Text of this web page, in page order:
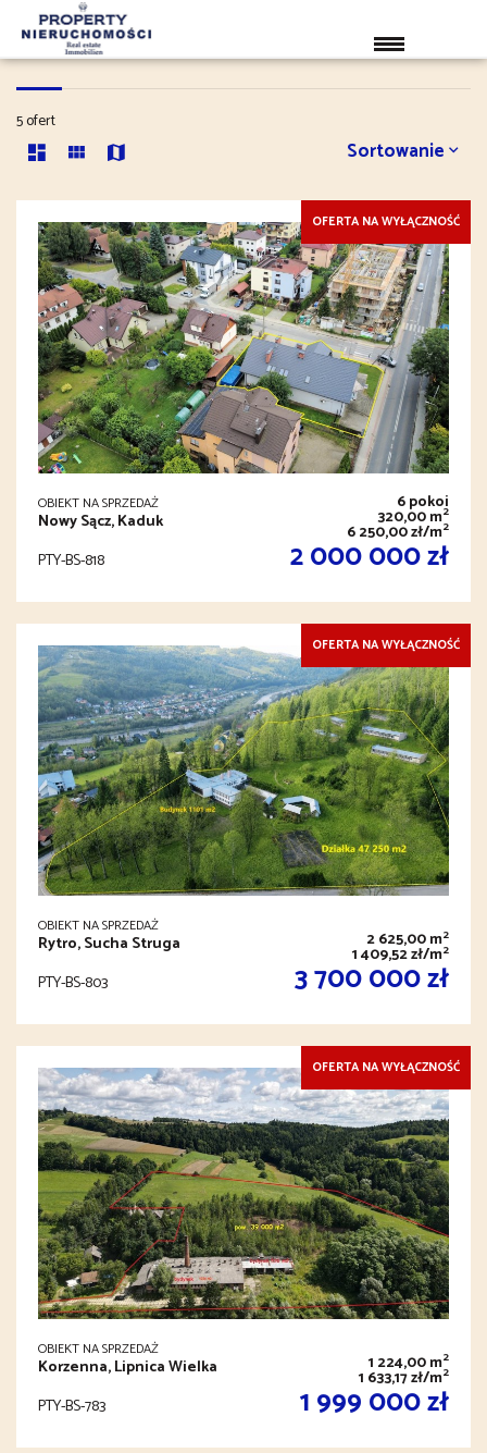
OBIEKTY
5 ofert
Sortowanie
OFERTA NA WYŁĄCZNOŚĆ
OBIEKT NA SPRZEDAŻ
Nowy Sącz, Kaduk
6 pokoi
320,00 m2
6 250,00 zł/m2
PTY-BS-818 2 000 000 zł
OFERTA NA WYŁĄCZNOŚĆ
OBIEKT NA SPRZEDAŻ
Rytro, Sucha Struga 2 625,00 m2
1 409,52 zł/m2
PTY-BS-803 3 700 000 zł
OFERTA NA WYŁĄCZNOŚĆ
OBIEKT NA SPRZEDAŻ
Korzenna, Lipnica Wielka 1 224,00 m2
1 633,17 zł/m2
PTY-BS-783 1 999 000 zł